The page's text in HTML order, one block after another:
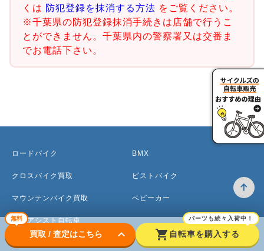
くは 防犯登録を抹消する方法 をご覧ください。
※千葉県の防犯登録抹消手続きは店舗で行うこ
とができません。千葉県内の警察署又は交番ま
でお電話下さい。
無料
買取 / 査定はこちら keyboard_arrow_down shopping_cart
パーツも続々入荷中！
自転車を購入する
ロードバイク
クロスバイク買取
マウンテンバイク買取
電動アシスト自転車
BMX
ピストバイク
ベビーカー